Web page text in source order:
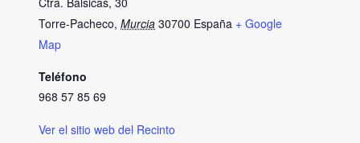
Torre-Pacheco, Murcia 30700 España + Google
Map
Teléfono
968 57 85 69
Ver el sitio web del Recinto